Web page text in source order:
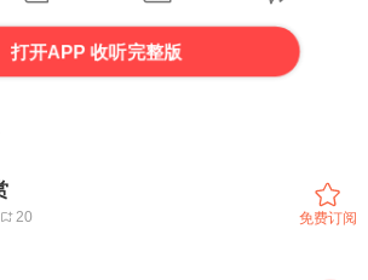
打开APP 收听完整版
20 免费订阅